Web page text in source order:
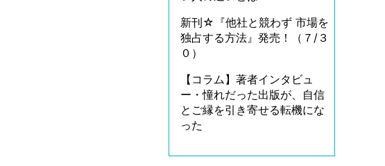
新刊☆『他社と競わず 市場を
独占する方法』発売！（７/３
０）
【コラム】著者インタビュ
ー・憧れだった出版が、自信
とご縁を引き寄せる転機にな
った